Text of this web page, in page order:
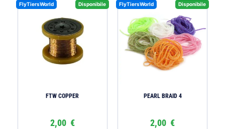
FlyTiersWorld Disponibile
FTW COPPER
2,00 €
FlyTiersWorld Disponibile
PEARL BRAID 4
2,00 €